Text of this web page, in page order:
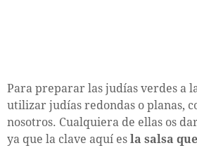
Para preparar las judías verdes a
utilizar judías redondas o planas,
nosotros. Cualquiera de ellas os
ya que la clave aquí es la salsa